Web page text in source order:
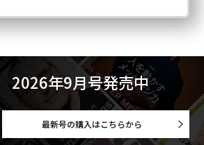
2026年9月号発売中
最新号の購入はこちらから